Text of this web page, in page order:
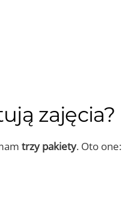
zajęcia?
trzy pakiety. Oto one: